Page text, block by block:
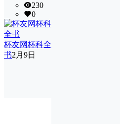
230
0
杯友网杯科全
书2月9日